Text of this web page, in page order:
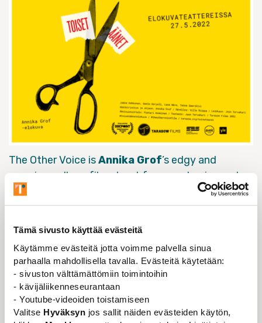
Tämä sivusto käyttää evästeitä
Käytämme evästeitä jotta voimme palvella sinua
parhaalla mahdollisella tavalla. Evästeitä käytetään:
- sivuston välttämättömiin toimintoihin
- kävijäliikenneseurantaan
- Youtube-videoiden toistamiseen
Valitse Hyväksyn jos sallit näiden evästeiden käytön,
The Other Voice isAnnika Grof’s edgy and
popping collage film about four academics and
one cinematographer. The film reflects the tragic
situation of the university to the recent past’s
future guidelines of Finnish democracy.
Synopsis
It is parliamentary election spring 2019. Jukka, a
professor from the University of Helsinki and a first
time candidate, is walking to the kick-off event, and is